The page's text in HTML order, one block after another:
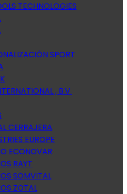
TECHNOLOGIES
SPORT
, B.V.
CERRAJERA
EUROPE
ECONOVAR
RAYT
SOMVITAL
ZOTAL